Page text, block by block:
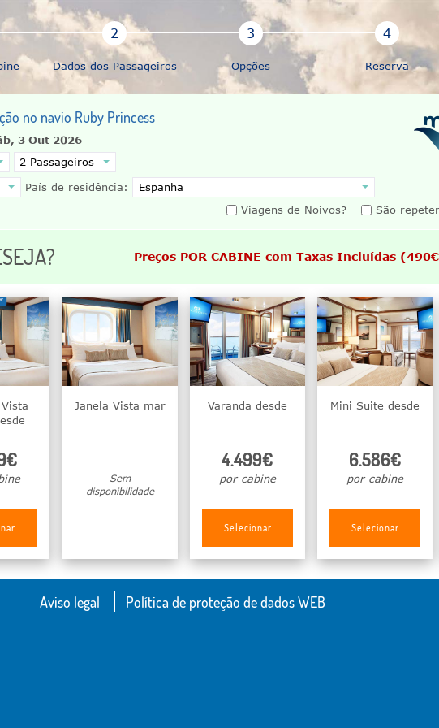
Dados dos Passageiros Opções Reserva
no navio Ruby Princess
3 Out 2026
País de residência:
Viagens de Noivos?
São
Preços POR CABINE com Taxas Incluídas
Janela Vista mar
Sem
disponibilidade
Varanda desde
4.499€
por cabine
Selecionar
Mini Suite desde
6.586€
por cabine
Selecionar
Aviso legal Política de proteção de dados WEB